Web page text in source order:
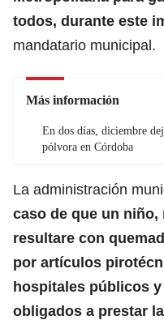
todos, durante este
mandatario municipal.
Más información
En dos días, diciembre
pólvora en Córdoba
La administración
caso de que un
resultare con
por artículos
hospitales públicos
obligados a prestar